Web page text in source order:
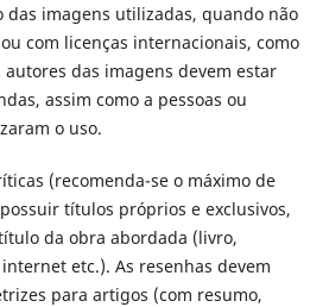
das imagens utilizadas, quando não
com licenças internacionais, como
autores das imagens devem estar
assim como a pessoas ou
o uso.
(recomenda-se o máximo de
títulos próprios e exclusivos,
da obra abordada (livro,
etc.). As resenhas devem
para artigos (com resumo,